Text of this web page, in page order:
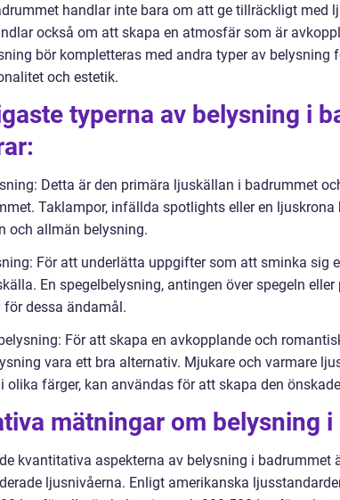
handlar inte bara om att ge tillräckligt med
också om att skapa en atmosfär som är
bör kompletteras med andra typer av
och estetik.
typerna av belysning i
Detta är den primära ljuskällan i badrummet
Taklampor, infällda spotlights eller en
och allmän belysning.
För att underlätta uppgifter som att sminka sig
En spegelbelysning, antingen över spegeln
för dessa ändamål.
För att skapa en avkopplande och
vara ett bra alternativ. Mjukare och varmare
olika färger, kan användas för att skapa den
mätningar om belysning
kvantitativa aspekterna av belysning i badrummet
ljusnivåerna. Enligt amerikanska